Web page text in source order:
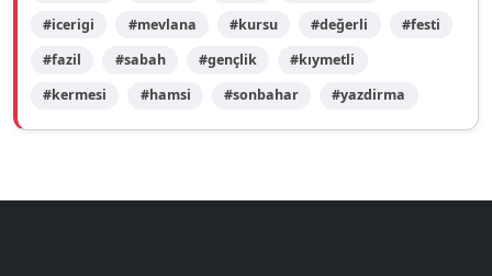
#icerigi
#mevlana #kursu #değerli
#festi
#fazil
#sabah #gençlik
#kıymetli
#kermesi
#hamsi #sonbahar #yazdirma